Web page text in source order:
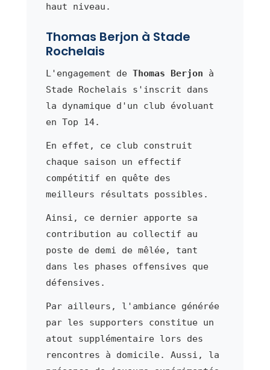
haut niveau.
Thomas Berjon à Stade
Rochelais
L'engagement de Thomas Berjon à
Stade Rochelais s'inscrit dans
la dynamique d'un club évoluant
en Top 14.
En effet, ce club construit
chaque saison un effectif
compétitif en quête des
meilleurs résultats possibles.
Ainsi, ce dernier apporte sa
contribution au collectif au
poste de demi de mêlée, tant
dans les phases offensives que
défensives.
Par ailleurs, l'ambiance générée
par les supporters constitue un
atout supplémentaire lors des
rencontres à domicile. Aussi, la